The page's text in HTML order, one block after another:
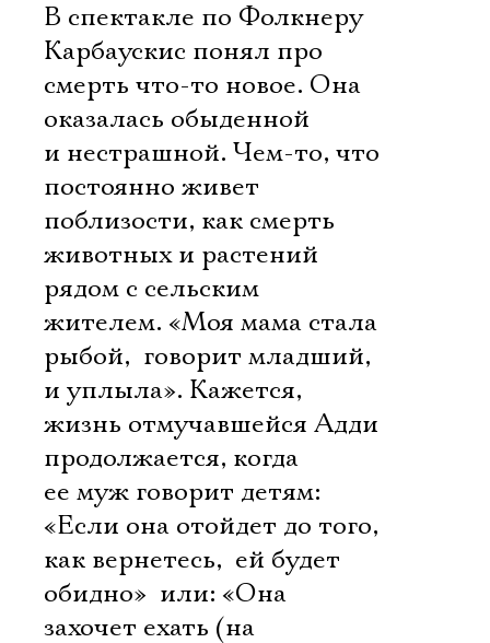
В спектакле по Фолкнеру
Карбаускис понял про
смерть что-то новое. Она
оказалась обыденной
и нестрашной. Чем-то, что
постоянно живет
поблизости, как смерть
животных и растений
рядом с сельским
жителем. «Моя мама стала
рыбой,  говорит младший, 
и уплыла». Кажется,
жизнь отмучавшейся Адди
продолжается, когда
ее муж говорит детям:
«Если она отойдет до того,
как вернетесь,  ей будет
обидно»  или: «Она
захочет ехать (на